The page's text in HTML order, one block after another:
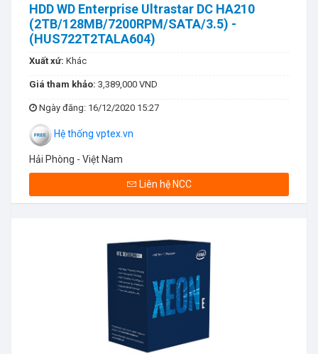
HDD WD Enterprise Ultrastar DC HA210
(2TB/128MB/7200RPM/SATA/3.5) -
(HUS722T2TALA604)
Xuất xứ: Khác
Giá tham khảo: 3,389,000 VND
Ngày đăng: 16/12/2020 15:27
Hệ thống vptex.vn
Hải Phòng - Việt Nam
Liên hệ NCC